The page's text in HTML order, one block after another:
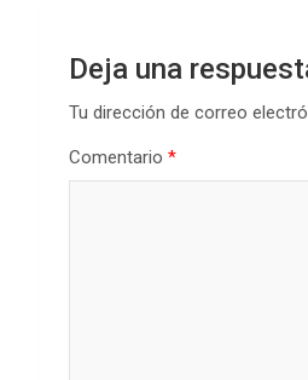
Deja una
Tu dirección de correo
Comentario *